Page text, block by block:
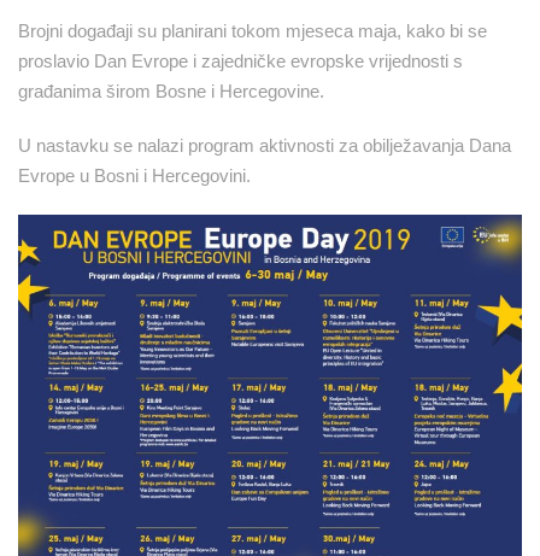
Brojni događaji su planirani tokom mjeseca maja, kako bi se
proslavio Dan Evrope i zajedničke evropske vrijednosti s
građanima širom Bosne i Hercegovine.
U nastavku se nalazi program aktivnosti za obilježavanja Dana
Evrope u Bosni i Hercegovini.